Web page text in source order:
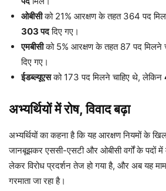
ओबीसीको 21% आरक्षण के तहत 364 पद
303 पददिए गए।
एमबीसीको 5% आरक्षण के तहत 87 पद मिलने
दिए गए।
ईडब्ल्यूएसको 173 पद मिलने चाहिए थे, लेकिन
अभ्यर्थियों में रोष, विवाद बढ़ा
अभ्यर्थियों का कहना है कि यह आरक्षण नियमों के
जानबूझकर एससी-एसटी और ओबीसी वर्गों के पदों में
लेकर विरोध प्रदर्शन तेज हो गया है, और अब यह
गरमाता जा रहा है।